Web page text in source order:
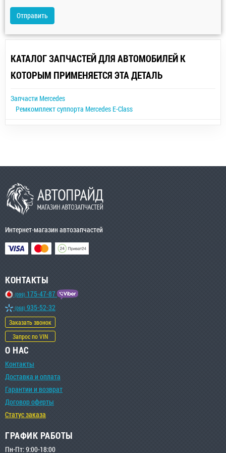
Отправить
КАТАЛОГ ЗАПЧАСТЕЙ ДЛЯ АВТОМОБИЛЕЙ К
КОТОРЫМ ПРИМЕНЯЕТСЯ ЭТА ДЕТАЛЬ
Запчасти Mercedes
Ремкомплект суппорта Mercedes E-Class
Интернет-магазин автозапчастей
КОНТАКТЫ
(099) 175-47-87
(068) 935-52-32
Заказать звонок
Запрос по VIN
О НАС
Контакты
Доставка и оплата
Гарантии и возврат
Договор оферты
Статус заказа
ГРАФИК РАБОТЫ
Пн-Пт: 9:00-18:00